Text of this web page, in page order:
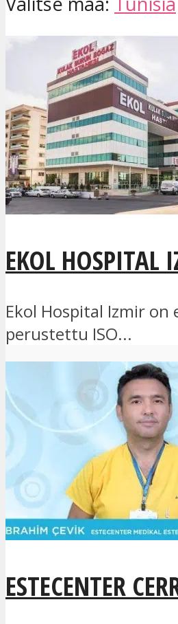
EKOL HOSPITAL
Ekol Hospital Izmir
perustettu ISO...
ESTECENTER